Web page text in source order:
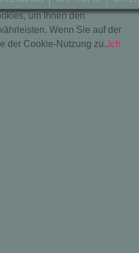
um Ihnen den
Wenn Sie auf der
der Cookie-Nutzung zu.. Ich